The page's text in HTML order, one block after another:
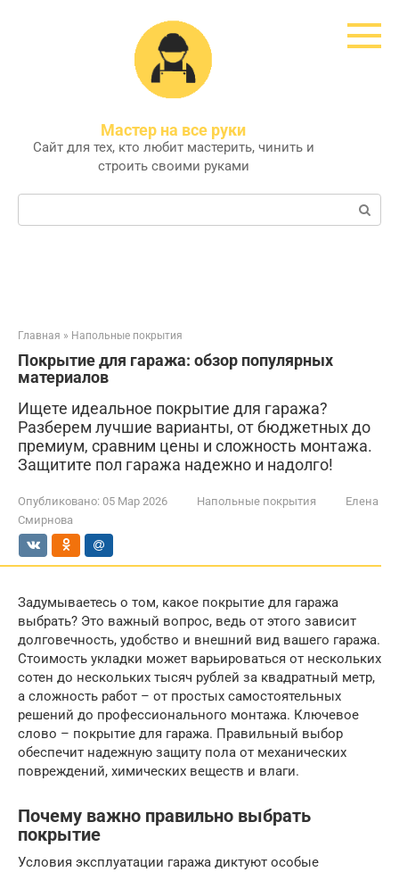
Мастер на все руки
Сайт для тех, кто любит мастерить, чинить и
строить своими руками
Поиск:
Главная » Напольные покрытия
Покрытие для гаража: обзор популярных
материалов
Ищете идеальное покрытие для гаража?
Разберем лучшие варианты, от бюджетных до
премиум, сравним цены и сложность монтажа.
Защитите пол гаража надежно и надолго!
Опубликовано: 05 Мар 2026 Напольные покрытия
Елена
Смирнова
Задумываетесь о том, какое покрытие для гаража
выбрать? Это важный вопрос, ведь от этого зависит
долговечность, удобство и внешний вид вашего гаража.
Стоимость укладки может варьироваться от нескольких
сотен до нескольких тысяч рублей за квадратный метр,
а сложность работ – от простых самостоятельных
решений до профессионального монтажа. Ключевое
слово – покрытие для гаража. Правильный выбор
обеспечит надежную защиту пола от механических
повреждений, химических веществ и влаги.
Почему важно правильно выбрать
покрытие
Условия эксплуатации гаража диктуют особые